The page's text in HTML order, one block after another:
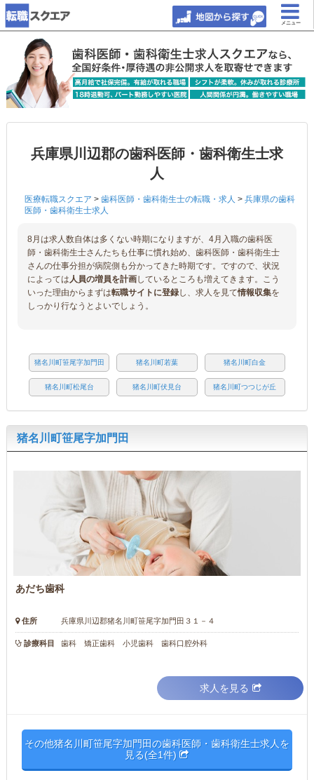
メニュー
兵庫県川辺郡の歯科医師・歯科衛生士求
人
医療転職スクエア > 歯科医師・歯科衛生士の転職・求人 > 兵庫県の歯科
医師・歯科衛生士求人
8月は求人数自体は多くない時期になりますが、4月入職の歯科医
師・歯科衛生士さんたちも仕事に慣れ始め、歯科医師・歯科衛生士
さんの仕事分担が病院側も分かってきた時期です。ですので、状況
によっては人員の増員を計画しているところも増えてきます。こう
いった理由からまずは転職サイトに登録し、求人を見て情報収集を
しっかり行なうとよいでしょう。
猪名川町笹尾字加門田 猪名川町若葉 猪名川町白金
猪名川町松尾台 猪名川町伏見台 猪名川町つつじが丘
猪名川町笹尾字加門田
あだち歯科
住所 兵庫県川辺郡猪名川町笹尾字加門田３１－４
診療科目 歯科 矯正歯科 小児歯科 歯科口腔外科
求人を見る
その他猪名川町笹尾字加門田の歯科医師・歯科衛生士求人を
見る(全1件)